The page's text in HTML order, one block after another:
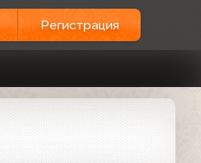
Регистрация